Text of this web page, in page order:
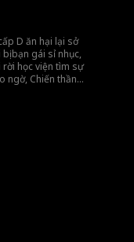
D ăn hại lại sở
bị bạn gái sỉ nhục,
rời học viện tìm sự
ngờ, Chiến thần